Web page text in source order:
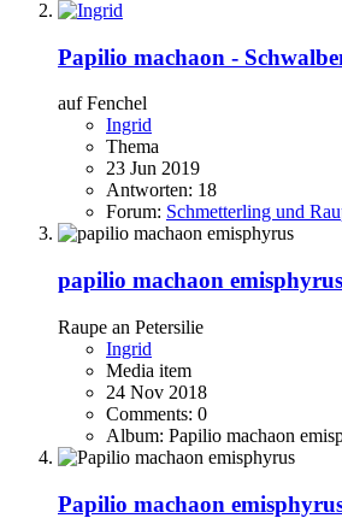
Papilio machaon -
auf Fenchel
Ingrid
Thema
23 Jun 2019
Antworten: 18
Forum: Schmetterling und
papilio machaon emisphyrus
Raupe an Petersilie
Ingrid
Media item
24 Nov 2018
Comments: 0
Album: Papilio machaon
Papilio machaon